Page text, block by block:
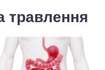
травлення